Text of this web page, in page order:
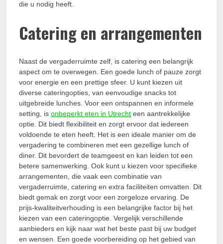
die u nodig heeft.
Catering en arrangementen
Naast de vergaderruimte zelf, is catering een belangrijk
aspect om te overwegen. Een goede lunch of pauze zorgt
voor energie en een prettige sfeer. U kunt kiezen uit
diverse cateringopties, van eenvoudige snacks tot
uitgebreide lunches. Voor een ontspannen en informele
setting, isonbeperkt eten in Utrecht een aantrekkelijke
optie. Dit biedt flexibiliteit en zorgt ervoor dat iedereen
voldoende te eten heeft. Het is een ideale manier om de
vergadering te combineren met een gezellige lunch of
diner. Dit bevordert de teamgeest en kan leiden tot een
betere samenwerking. Ook kunt u kiezen voor specifieke
arrangementen, die vaak een combinatie van
vergaderruimte, catering en extra faciliteiten omvatten. Dit
biedt gemak en zorgt voor een zorgeloze ervaring. De
prijs-kwaliteitverhouding is een belangrijke factor bij het
kiezen van een cateringoptie. Vergelijk verschillende
aanbieders en kijk naar wat het beste past bij uw budget
en wensen. Een goede voorbereiding op het gebied van